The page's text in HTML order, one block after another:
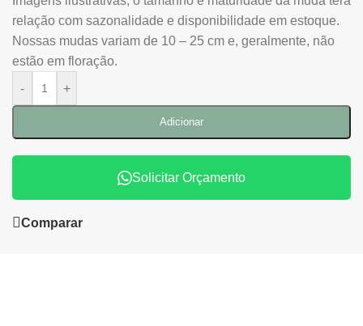
relação com sazonalidade e disponibilidade em estoque.
Nossas mudas variam de 10 – 25 cm e, geralmente, não
estão em floração.
-
+
Adicionar
Solicitar Orçamento
Comparar